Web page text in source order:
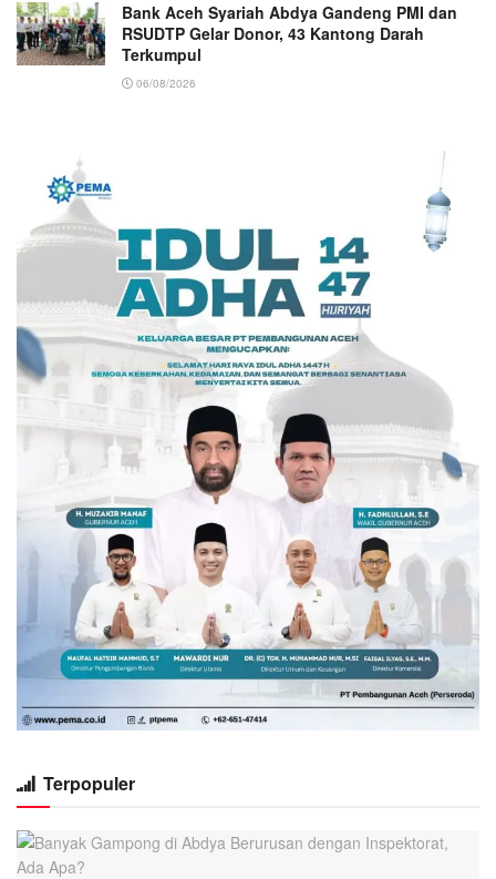
Bank Aceh Syariah Abdya Gandeng PMI dan
RSUDTP Gelar Donor, 43 Kantong Darah
Terkumpul
06/08/2026
Terpopuler